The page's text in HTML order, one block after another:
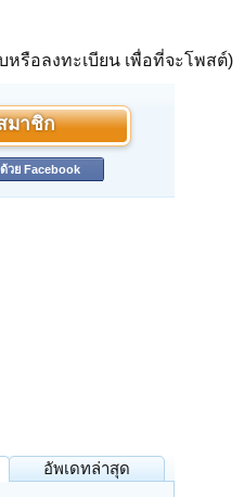
หรือลงทะเบียน เพื่อที่จะโพสต์)
มาชิก
วย Facebook
อัพเดทล่าสุด